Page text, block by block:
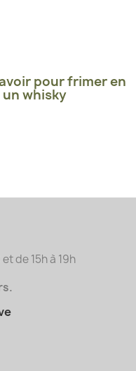
pour frimer en
whisky
de 15h à 19h